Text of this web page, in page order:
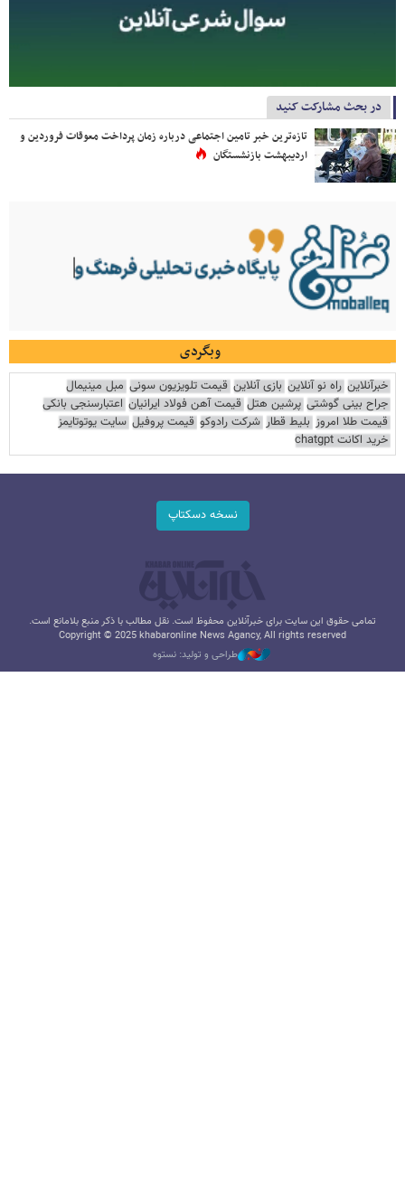
در بحث مشارکت کنید
تازه‌ترین خبر تامین اجتماعی درباره زمان پرداخت معوقات فروردین و
اردیبهشت بازنشستگان
وبگردی
خبرآنلاین راه نو آنلاین بازی آنلاین قیمت تلویزیون سونی مبل مینیمال
جراح بینی گوشتی پرشین هتل قیمت آهن فولاد ایرانیان اعتبارسنجی بانکی
قیمت طلا امروز بلیط قطار شرکت رادوکو قیمت پروفیل سایت یوتوتایمز
خرید اکانت chatgpt
نسخه دسکتاپ
تمامی حقوق این سایت برای خبرآنلاین محفوظ است. نقل مطالب با ذکر منبع بلامانع است.
Copyright © 2025 khabaronline News Agancy, All rights reserved
طراحی و تولید: نستوه